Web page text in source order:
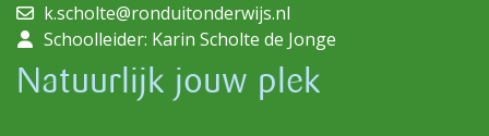
k.scholte@ronduitonderwijs.nl
Schoolleider: Karin Scholte de Jonge
Natuurlijk jouw plek